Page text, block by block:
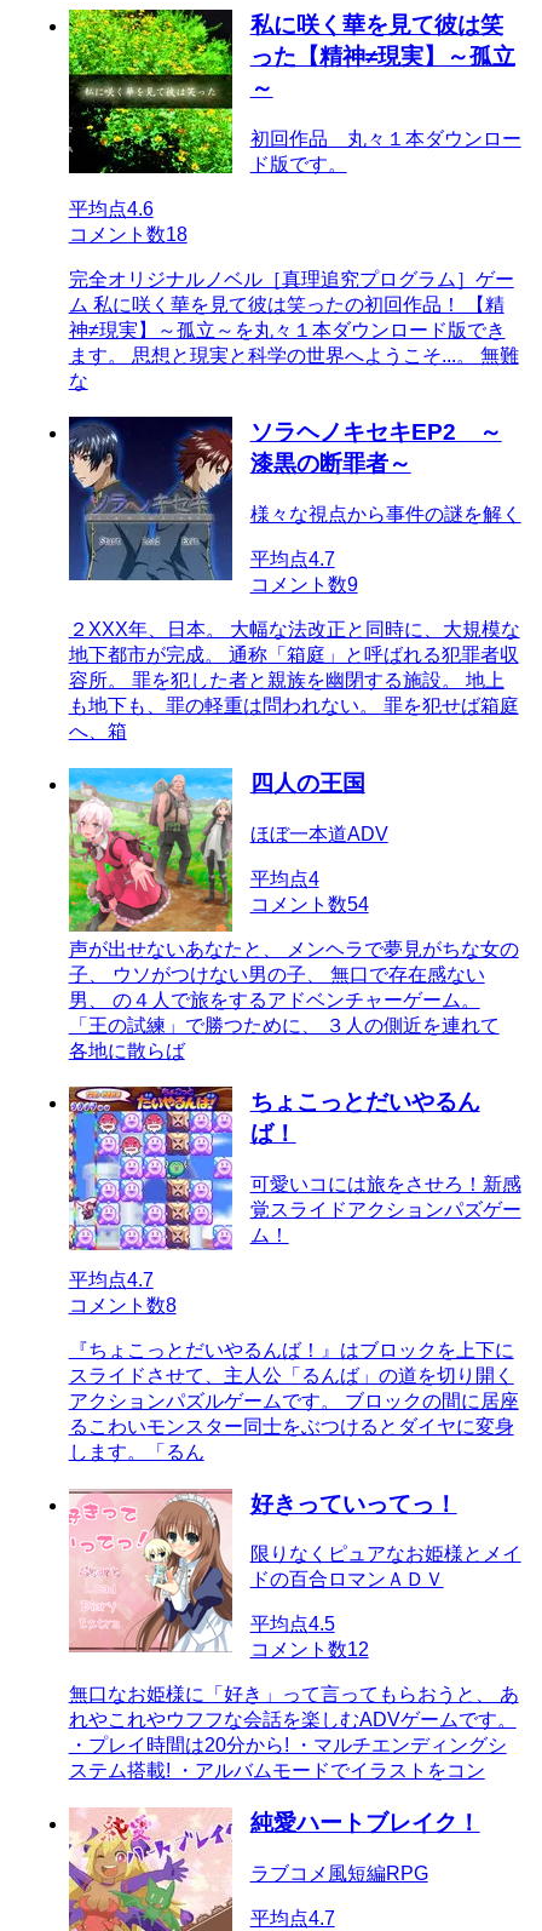
私に咲く華を見て彼は笑
った【精神≠現実】～孤立
～
初回作品 丸々１本ダウンロー
ド版です。
平均点4.6
コメント数18
完全オリジナルノベル［真理追究プログラム］ゲー
ム 私に咲く華を見て彼は笑ったの初回作品！ 【精
神≠現実】～孤立～を丸々１本ダウンロード版でき
ます。 思想と現実と科学の世界へようこそ...。 無難
な
ソラヘノキセキEP2 ～
漆黒の断罪者～
様々な視点から事件の謎を解く
平均点4.7
コメント数9
２XXX年、日本。 大幅な法改正と同時に、大規模な
地下都市が完成。 通称「箱庭」と呼ばれる犯罪者収
容所。 罪を犯した者と親族を幽閉する施設。 地上
も地下も、罪の軽重は問われない。 罪を犯せば箱庭
へ、箱
四人の王国
ほぼ一本道ADV
平均点4
コメント数54
声が出せないあなたと、 メンヘラで夢見がちな女の
子、 ウソがつけない男の子、 無口で存在感ない
男、 の４人で旅をするアドベンチャーゲーム。
「王の試練」で勝つために、 ３人の側近を連れて
各地に散らば
ちょこっとだいやるん
ば！
可愛いコには旅をさせろ！新感
覚スライドアクションパズゲー
ム！
平均点4.7
コメント数8
『ちょこっとだいやるんば！』はブロックを上下に
スライドさせて、主人公「るんば」の道を切り開く
アクションパズルゲームです。 ブロックの間に居座
るこわいモンスター同士をぶつけるとダイヤに変身
します。「るん
好きっていってっ！
限りなくピュアなお姫様とメイ
ドの百合ロマンＡＤＶ
平均点4.5
コメント数12
無口なお姫様に「好き」って言ってもらおうと、 あ
れやこれやウフフな会話を楽しむADVゲームです。
・プレイ時間は20分から! ・マルチエンディングシ
ステム搭載! ・アルバムモードでイラストをコン
純愛ハートブレイク！
ラブコメ風短編RPG
平均点4.7